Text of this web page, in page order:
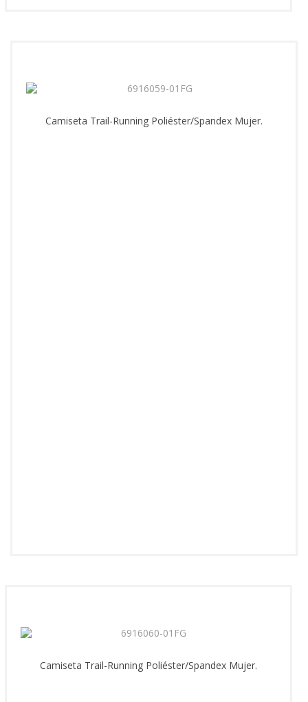
Camiseta Trail-Running Poliéster/Spandex Mujer.
Camiseta Trail-Running Poliéster/Spandex Mujer.